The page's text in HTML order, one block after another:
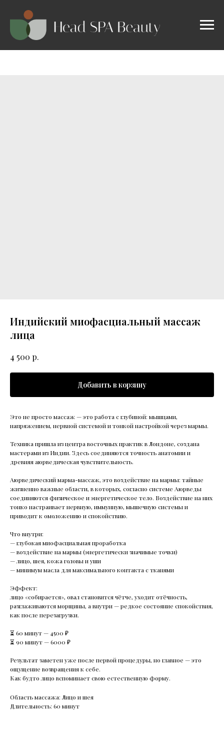
Индийский миофасциальный массаж
лица
4 500 р.
Добавить в корзину
Это не просто массаж — это работа с глубиной: мышцами,
напряжением, нервной системой и тонкой настройкой через мармы.
Техника пришла из центра восточных практик в Лондоне, создана
мастерами из Индии. Здесь соединяются точность анатомии и
древняя аюрведическая чувствительность.
Аюрведический марма-массаж, это воздействие на мармы: тайные
жизненно важные области, в которых, согласно системе Аюрведы
соединяются физическое и энергетическое тело. Воздействие на них
тонко настраивает нервную, иммунную, мышечную системы и
приводит к омоложению и спокойствию.
Что внутри:
— глубокая миофасциальная проработка
— воздействие на мармы (энергетически значимые точки)
— лицо, шея, кожа головы и уши
— минимум масла для максимального контакта с тканями
Эффект:
лицо «собирается», овал становится чётче, уходит отёчность,
разглаживаются морщины, а внутри — редкое состояние спокойствия,
как после перезагрузки.
⏳ 60 минут — 4500 ₽
⏳ 90 минут — 6000 ₽
Результат заметен уже после первой процедуры, но главное — это
ощущение возвращения к себе.
Как будто лицо вспоминает свою естественную форму.
Область массажа: Лицо и шея
Длительность: 60 минут